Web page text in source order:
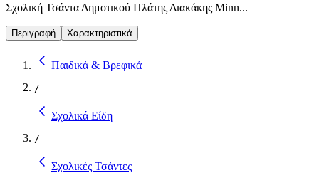
Σχολική Τσάντα Δημοτικού Πλάτης Διακάκης Minn...
Περιγραφή Χαρακτηριστικά
Παιδικά & Βρεφικά
/
Σχολικά Είδη
/
Σχολικές Τσάντες